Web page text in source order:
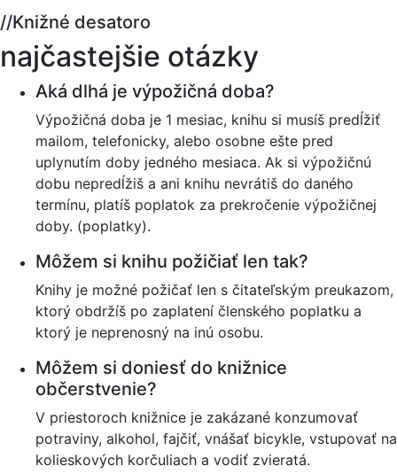
//Knižné desatoro
najčastejšie otázky
Aká dlhá je výpožičná doba?
Výpožičná doba je 1 mesiac, knihu si musíš predĺžiť
mailom, telefonicky, alebo osobne ešte pred
uplynutím doby jedného mesiaca. Ak si výpožičnú
dobu nepredĺžiš a ani knihu nevrátiš do daného
termínu, platíš poplatok za prekročenie výpožičnej
doby. (poplatky).
Môžem si knihu požičiať len tak?
Knihy je možné požičať len s čitateľským preukazom,
ktorý obdržíš po zaplatení členského poplatku a
ktorý je neprenosný na inú osobu.
Môžem si doniesť do knižnice
občerstvenie?
V priestoroch knižnice je zakázané konzumovať
potraviny, alkohol, fajčiť, vnášať bicykle, vstupovať na
kolieskových korčuliach a vodiť zvieratá.